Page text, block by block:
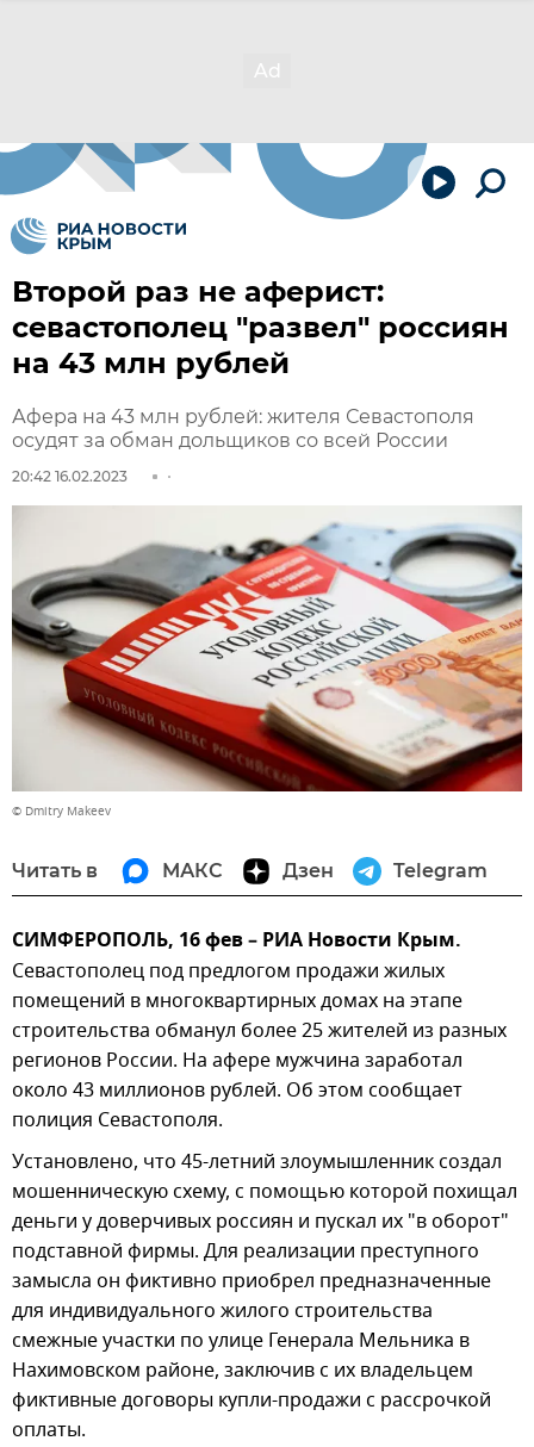
Второй раз не аферист:
севастополец "развел" россиян
на 43 млн рублей
Афера на 43 млн рублей: жителя Севастополя
осудят за обман дольщиков со всей России
20:42 16.02.2023
© Dmitry Makeev
Читать в МАКС Дзен Telegram
СИМФЕРОПОЛЬ, 16 фев – РИА Новости Крым.
Севастополец под предлогом продажи жилых
помещений в многоквартирных домах на этапе
строительства обманул более 25 жителей из разных
регионов России. На афере мужчина заработал
около 43 миллионов рублей. Об этом сообщает
полиция Севастополя.
Установлено, что 45-летний злоумышленник создал
мошенническую схему, с помощью которой похищал
деньги у доверчивых россиян и пускал их "в оборот"
подставной фирмы. Для реализации преступного
замысла он фиктивно приобрел предназначенные
для индивидуального жилого строительства
смежные участки по улице Генерала Мельника в
Нахимовском районе, заключив с их владельцем
фиктивные договоры купли-продажи с рассрочкой
оплаты.